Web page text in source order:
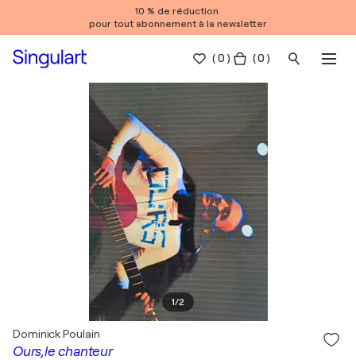
10 % de réduction
pour tout abonnement à la newsletter
(0 ) ( 0 )
1/2
Ours,le chanteur
Dominick Poulain